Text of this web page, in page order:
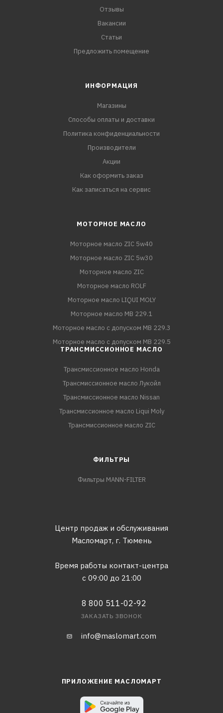
Отзывы
Вакансии
Статьи
Предложить помещение
ИНФОРМАЦИЯ
Магазины
Способы оплаты и доставки
Политика конфиденциальности
Производители
Акции
Как оформить заказ
Как записаться на сервис
МОТОРНОЕ МАСЛО
Моторное масло ZIC 5w40
Моторное масло ZIC 5w30
Моторное масло ZIC
Моторное масло ROLF
Моторное масло LIQUI MOLY
Моторное масло MB 229.1
Моторное масло с допуском MB 229.3
Моторное масло с допуском MB 229.5
ТРАНСМИССИОННОЕ МАСЛО
Трансмиссионное масло Honda
Трансмиссионное масло Лукойл
Трансмиссионное масло Nissan
Трансмиссионное масло Liqui Moly
Трансмиссионное масло ZIC
ФИЛЬТРЫ
Фильтры MANN-FILTER
Центр продаж и обслуживания
Масломарт, г. Тюмень
Время работы контакт-центра
с 09:00 до 21:00
8 800 511-02-92
ЗАКАЗАТЬ ЗВОНОК
info@maslomart.com
ПРИЛОЖЕНИЕ МАСЛОМАРТ